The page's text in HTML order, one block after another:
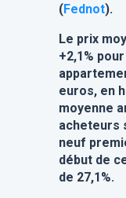
(Fednot).
Le prix
+2,1%
euros, en
moyenne
acheteurs
neuf
début de
de 27,1%.